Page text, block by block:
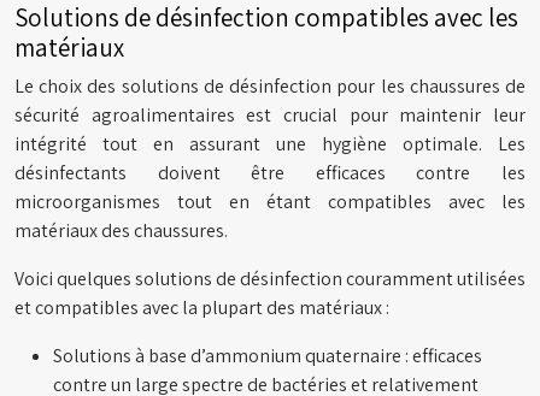
Solutions de désinfection compatibles avec les
matériaux
Le choix des solutions de désinfection pour les chaussures de
sécurité agroalimentaires est crucial pour maintenir leur
intégrité tout en assurant une hygiène optimale. Les
désinfectants doivent être efficaces contre les
microorganismes tout en étant compatibles avec les
matériaux des chaussures.
Voici quelques solutions de désinfection couramment utilisées
et compatibles avec la plupart des matériaux :
Solutions à base d’ammonium quaternaire : efficaces
contre un large spectre de bactéries et relativement